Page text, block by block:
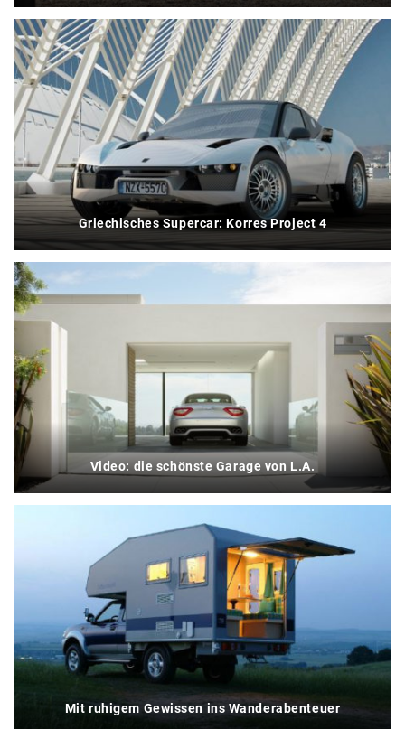
Griechisches Supercar: Korres Project 4
Video: die schönste Garage von L.A.
Mit ruhigem Gewissen ins Wanderabenteuer